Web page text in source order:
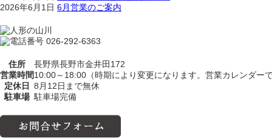
2026年6月1日 6月営業のご案内
住所
長野県長野市金井田172
営業時間10:00～18:00（時期により変更になります。営業カレンダー
定休日
8月12日まで無休
駐車場 駐車場完備